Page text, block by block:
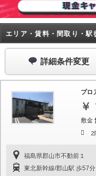
エリア・賃料・間取り・
詳細条件変更
プロ
敷金
2
福島県郡山市不動前１
東北新幹線/郡山駅 歩57分